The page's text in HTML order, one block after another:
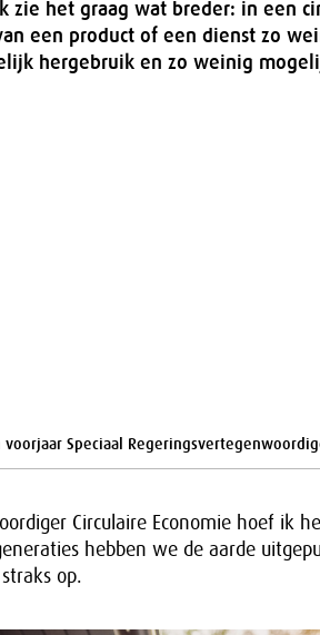
zie het graag wat breder: in een
een product of een dienst zo
hergebruik en zo weinig
Speciaal
Circulaire Economie hoef ik
hebben we de aarde
op.